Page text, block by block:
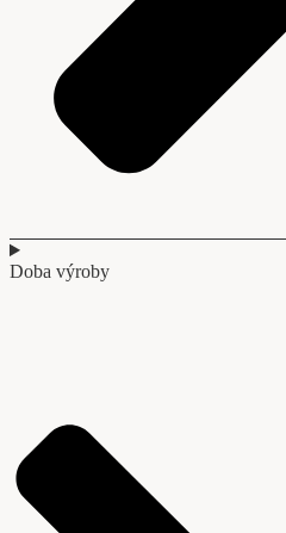
Doba výroby